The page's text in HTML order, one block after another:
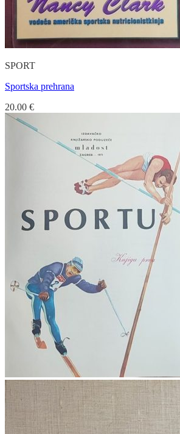
SPORT
Sportska prehrana
20.00 €